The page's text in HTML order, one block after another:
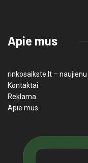
Apie mus
rinkosaikste.lt –
Kontaktai
Reklama
Apie mus